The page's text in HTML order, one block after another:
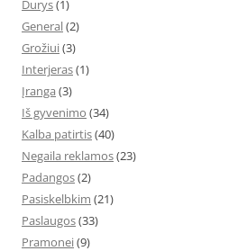
Durys(1)
General(2)
Grožiui(3)
Interjeras(1)
Įranga (3)
Iš gyvenimo (34)
Kalba patirtis(40)
Negaila reklamos(23)
Padangos(2)
Pasiskelbkim (21)
Paslaugos(33)
Pramonei(9)